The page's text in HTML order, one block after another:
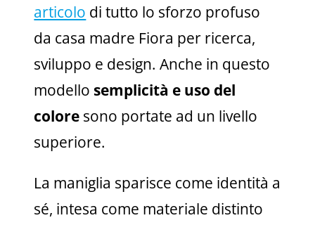
articolo di tutto lo sforzo profuso
da casa madre Fiora per ricerca,
sviluppo e design. Anche in questo
modello semplicità e uso del
colore sono portate ad un livello
superiore.
La maniglia sparisce come identità a
sé, intesa come materiale distinto